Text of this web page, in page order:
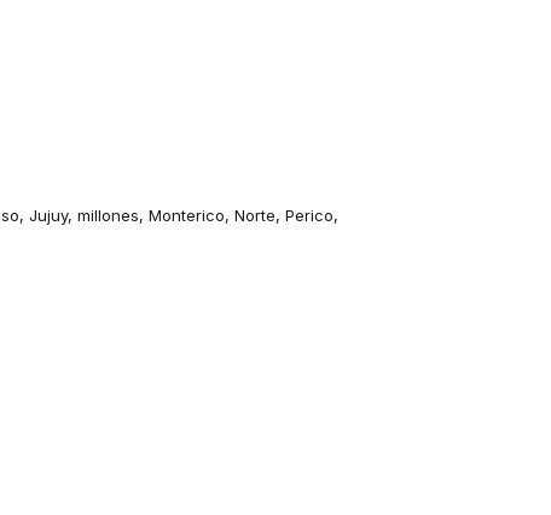
,Jujuy,millones,Monterico,Norte,Perico,